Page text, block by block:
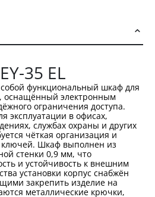
35 EL
собой функциональный шкаф для
оснащённый электронным
ограничения доступа.
эксплуатации в офисах,
службах охраны и других
чёткая организация и
ключей. Шкаф выполнен из
стенки 0,9 мм, что
и устойчивость к внешним
установки корпус снабжён
закрепить изделие на
металлические крючки,